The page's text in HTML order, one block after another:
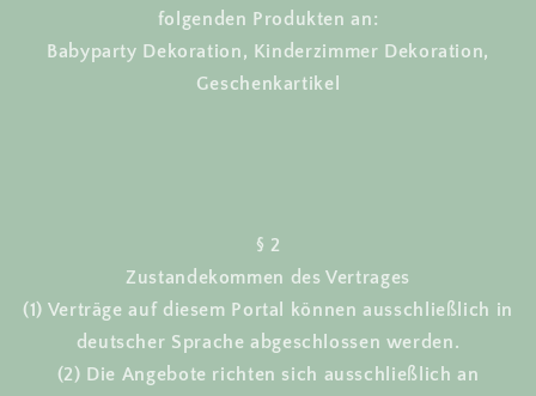
folgenden Produkten an:
Babyparty Dekoration, Kinderzimmer Dekoration,
Geschenkartikel
§ 2
Zustandekommen des Vertrages
(1) Verträge auf diesem Portal können ausschließlich in
deutscher Sprache abgeschlossen werden.
(2) Die Angebote richten sich ausschließlich an